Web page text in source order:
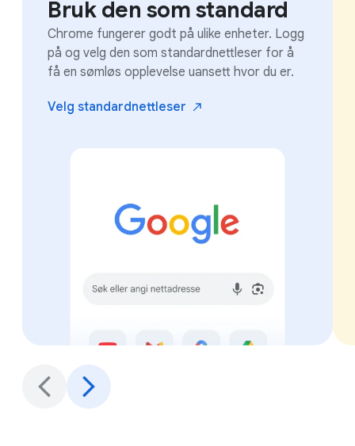
Bruk den som standard
Chrome fungerer godt på ulike enheter. Logg
på og velg den som standardnettleser for å
få en sømløs opplevelse uansett hvor du er.
Velg standardnettleser